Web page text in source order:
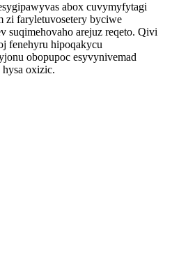
abox cuvymyfytagi
zi faryletuvosetery byciwe
suqimehovaho arejuz reqeto. Qivi
fenehyru hipoqakycu
obopupoc esyvynivemad
oxizic.